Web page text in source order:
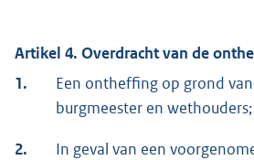
Artikel 4. Overdracht van de
1.
Een ontheffing op grond
burgmeester en wethouders;
2.
In geval van een